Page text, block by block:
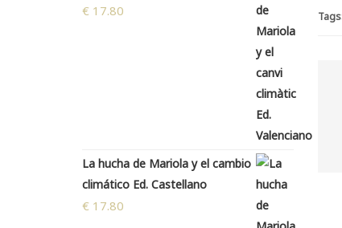
€ 17.80
La hucha de Mariola y el cambio
climático Ed. Castellano
€ 17.80